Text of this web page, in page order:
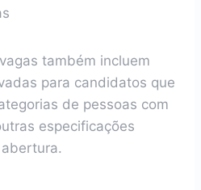
também incluem
para candidatos que
de pessoas com
especificações